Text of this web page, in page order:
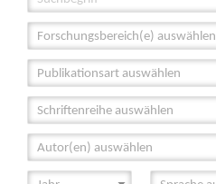
Forschungsbereich(e) auswählen
Publikationsart auswählen
Schriftenreihe auswählen
Autor(en) auswählen